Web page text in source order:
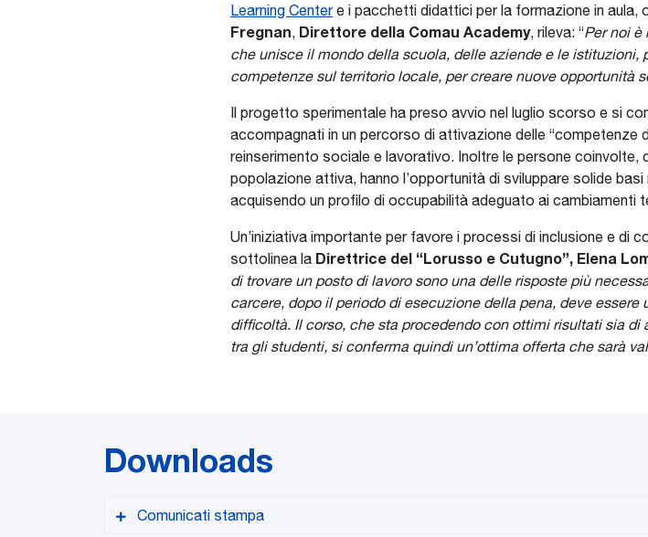
Learning Centere i pacchetti didattici per la formazione in aula,
Fregnan, Direttore della Comau Academy, rileva: “Per noi
che unisce il mondo della scuola, delle aziende e le
competenze sul territorio locale, per creare nuove opportunità
Il progetto sperimentale ha preso avvio nel luglio scorso e si
accompagnati in un percorso di attivazione delle “competenze
reinserimento sociale e lavorativo. Inoltre le persone
popolazione attiva, hanno l’opportunità di sviluppare solide
acquisendo un profilo di occupabilità adeguato ai cambiamenti
Un’iniziativa importante per favore i processi di inclusione e di
sottolinea la Direttrice del “Lorusso e Cutugno”, Elena
di trovare un posto di lavoro sono una delle risposte più
carcere, dopo il periodo di esecuzione della pena, deve
difficoltà. Il corso, che sta procedendo con ottimi risultati sia
tra gli studenti, si conferma quindi un’ottima offerta che sarà
Downloads
Comunicati stampa